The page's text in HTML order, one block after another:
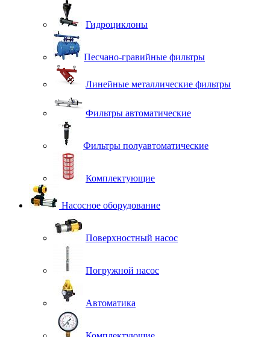
Гидроциклоны
Песчано-гравийные фильтры
Линейные металлические фильтры
Фильтры автоматические
Фильтры полуавтоматические
Комплектующие
Насосное оборудование
Поверхностный насос
Погружной насос
Автоматика